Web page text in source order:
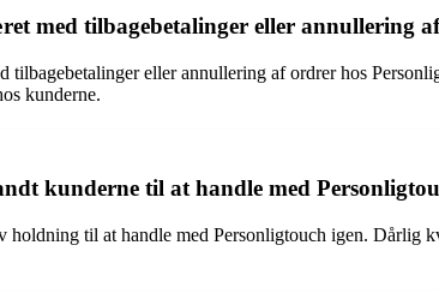
med tilbagebetalinger eller annullering
tilbagebetalinger eller annullering af ordrer hos
kunderne.
kunderne til at handle med
holdning til at handle med Personligtouch igen.